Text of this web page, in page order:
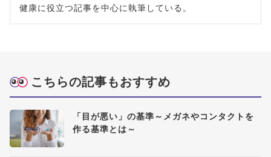
健康に役立つ記事を中心に執筆している。
こちらの記事もおすすめ
「目が悪い」の基準～メガネやコンタクトを
作る基準とは～